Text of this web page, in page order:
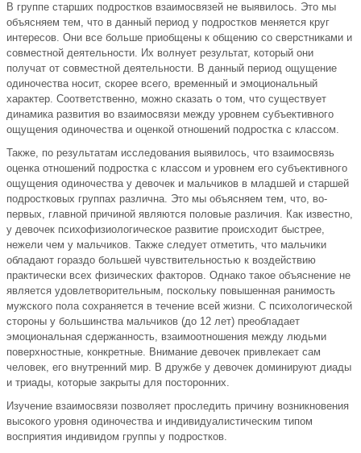
В группе старших подростков взаимосвязей не выявилось. Это мы
объясняем тем, что в данный период у подростков меняется круг
интересов. Они все больше приобщены к общению со сверстниками и
совместной деятельности. Их волнует результат, который они
получат от совместной деятельности. В данный период ощущение
одиночества носит, скорее всего, временный и эмоциональный
характер. Соответственно, можно сказать о том, что существует
динамика развития во взаимосвязи между уровнем субъективного
ощущения одиночества и оценкой отношений подростка с классом.
Также, по результатам исследования выявилось, что взаимосвязь
оценка отношений подростка с классом и уровнем его субъективного
ощущения одиночества у девочек и мальчиков в младшей и старшей
подростковых группах различна. Это мы объясняем тем, что, во-
первых, главной причиной являются половые различия. Как известно,
у девочек психофизиологическое развитие происходит быстрее,
нежели чем у мальчиков. Также следует отметить, что мальчики
обладают гораздо большей чувствительностью к воздействию
практически всех физических факторов. Однако такое объяснение не
является удовлетворительным, поскольку повышенная ранимость
мужского пола сохраняется в течение всей жизни. С психологической
стороны у большинства мальчиков (до 12 лет) преобладает
эмоциональная сдержанность, взаимоотношения между людьми
поверхностные, конкретные. Внимание девочек привлекает сам
человек, его внутренний мир. В дружбе у девочек доминируют диады
и триады, которые закрыты для посторонних.
Изучение взаимосвязи позволяет проследить причину возникновения
высокого уровня одиночества и индивидуалистическим типом
восприятия индивидом группы у подростков.